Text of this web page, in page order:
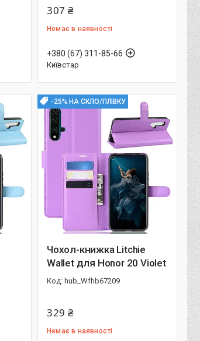
307 ₴
Немає в наявності
+380 (67) 311-85-66
Київстар
-25% НА СКЛО/ПЛІВКУ
Чохол-книжка Litchie
Wallet для Honor 20 Violet
hub_Wfhb67209
329 ₴
Немає в наявності